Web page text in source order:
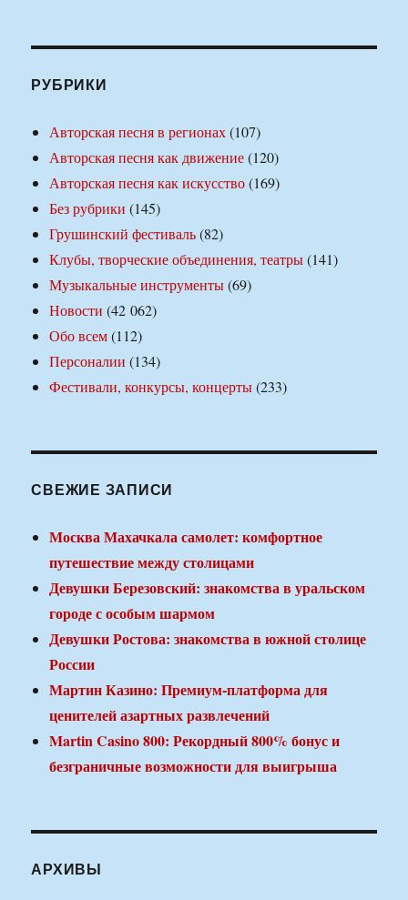
РУБРИКИ
Авторская песня в регионах(107)
Авторская песня как движение(120)
Авторская песня как искусство(169)
Без рубрики (145)
Грушинский фестиваль(82)
Клубы, творческие объединения, театры(141)
Музыкальные инструменты(69)
Новости (42 062)
Обо всем(112)
Персоналии (134)
Фестивали, конкурсы, концерты(233)
СВЕЖИЕ ЗАПИСИ
Москва Махачкала самолет: комфортное
путешествие между столицами
Девушки Березовский: знакомства в уральском
городе с особым шармом
Девушки Ростова: знакомства в южной столице
России
Мартин Казино: Премиум-платформа для
ценителей азартных развлечений
Martin Casino 800: Рекордный 800% бонус и
безграничные возможности для выигрыша
АРХИВЫ